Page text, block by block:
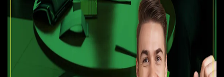
COMPTANT !!
Découvrez notre vaste sélection de véhiculesCERTIFIÉS
accompagnés de
GARANTIES
pouvant aller jusqu'à 60 mois.
Que vous ayez besoin d'une 2e, 3e, ou 4e chance au crédit,
aucune demande n'est refusée. Tous nos financements sont
enregistrés auprès des deux plus grands bureaux de crédit au